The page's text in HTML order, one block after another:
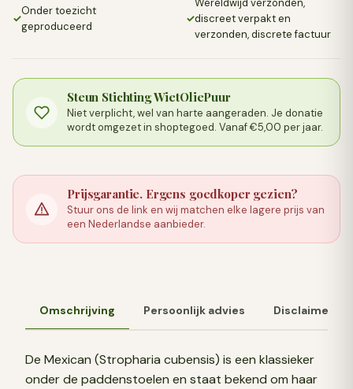
Prijsgarantie. Ergens goedkoper gezien?
Stuur ons de link en wij matchen elke lagere prijs van
een Nederlandse aanbieder.
✓
Onder toezicht
geproduceerd
✓
Wereldwijd verzonden,
discreet verpakt en
verzonden, discrete factuur
Steun Stichting WietOliePuur
Niet verplicht, wel van harte aangeraden. Je donatie
wordt omgezet in shoptegoed. Vanaf €5,00 per jaar.
Omschrijving Persoonlijk advies Disclaimer
De Mexican (Stropharia cubensis) is een klassieker
onder de paddenstoelen en staat bekend om haar